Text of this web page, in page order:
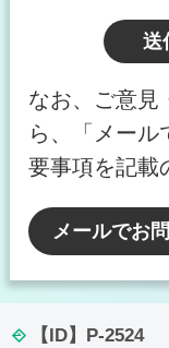
なお、ご意見
ら、「メール
要事項を記載
メールでお
【ID】 P-2524